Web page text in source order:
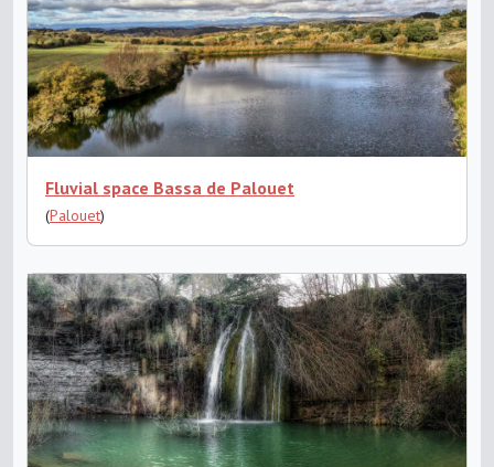
Fluvial space Bassa de Palouet
(Palouet)